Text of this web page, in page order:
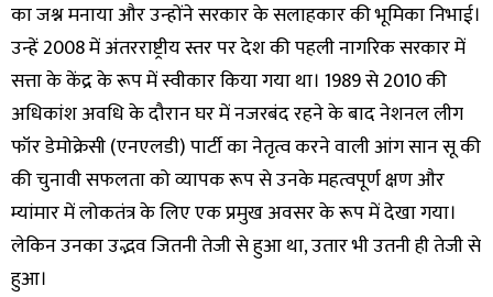
का जश्न मनाया और उन्होंने सरकार के सलाहकार की भूमिका निभाई।
उन्हें 2008 में अंतरराष्ट्रीय स्तर पर देश की पहली नागरिक सरकार में
सत्ता के केंद्र के रूप में स्वीकार किया गया था। 1989 से 2010 की
अधिकांश अवधि के दौरान घर में नजरबंद रहने के बाद नेशनल लीग
फॉर डेमोक्रेसी (एनएलडी) पार्टी का नेतृत्व करने वाली आंग सान सू की
की चुनावी सफलता को व्यापक रूप से उनके महत्वपूर्ण क्षण और
म्यांमार में लोकतंत्र के लिए एक प्रमुख अवसर के रूप में देखा गया।
लेकिन उनका उद्भव जितनी तेजी से हुआ था, उतार भी उतनी ही तेजी से
हुआ।